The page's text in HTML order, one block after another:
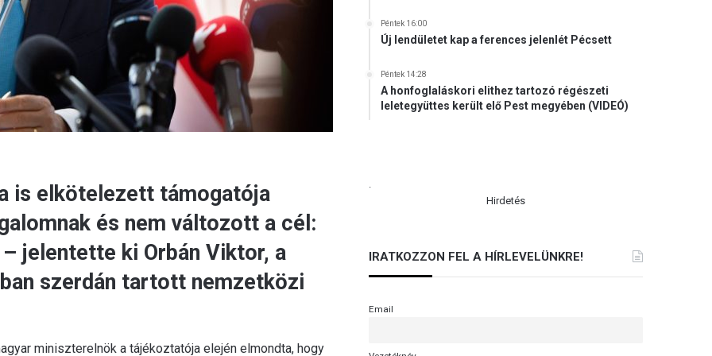
is elkötelezett támogatója
és nem változott a cél:
jelentette ki Orbán Viktor, a
szerdán tartott nemzetközi
miniszterelnök a tájékoztatója elején elmondta, hogy
Péntek 16:00
Új lendületet kap a ferences jelenlét Pécsett
Péntek 14:28
A honfoglaláskori elithez tartozó régészeti
leletegyüttes került elő Pest megyében (VIDEÓ)
.
Hirdetés
IRATKOZZON FEL A HÍRLEVELÜNKRE!
Email